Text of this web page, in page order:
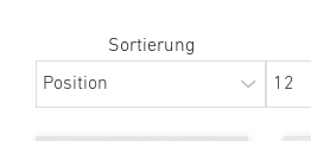
Sortierung